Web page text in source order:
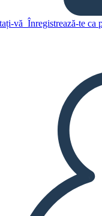
vă Înregistrează-te ca
DE DIAPOZITIVE